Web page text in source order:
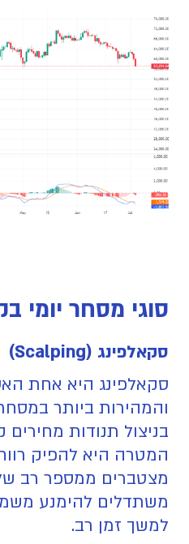
סוגי מסחר יומי
סקאלפינג (Scalping)
סקאלפינג היא אחת
והמהירות ביותר
בניצול תנודות
המטרה היא להפיק
מצטברים ממספר רב
משתדלים להימנע
למשך זמן רב.